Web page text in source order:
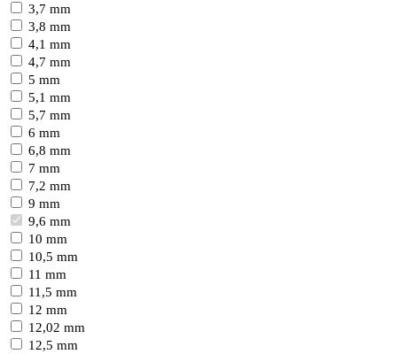
3,7 mm
3,8 mm
4,1 mm
4,7 mm
5 mm
5,1 mm
5,7 mm
6 mm
6,8 mm
7 mm
7,2 mm
9 mm
9,6 mm
10 mm
10,5 mm
11 mm
11,5 mm
12 mm
12,02 mm
12,5 mm